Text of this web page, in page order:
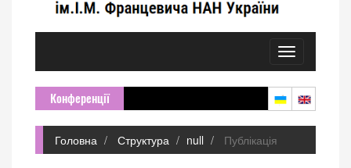
Toggle
navigation
Конференції
Головна Структура null Публікація